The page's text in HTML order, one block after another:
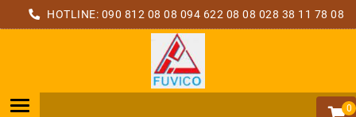
HOTLINE: 090 812 08 08 094 622 08 08 028 38 11 78 08
0